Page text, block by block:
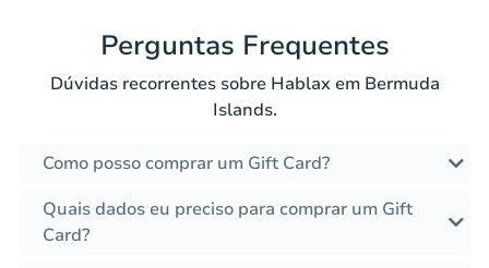
Perguntas Frequentes
Dúvidas recorrentes sobre Hablax em Bermuda
Islands.
Como posso comprar um Gift Card?
Quais dados eu preciso para comprar um Gift
Card?